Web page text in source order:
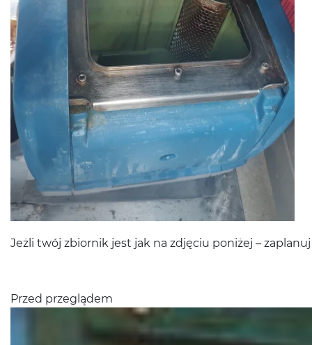
Jeżli twój zbiornik jest jak na zdję­ciu poniżej –
Przed przeglą­dem